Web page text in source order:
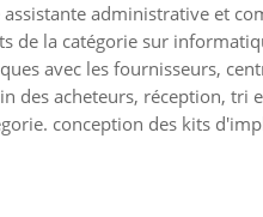
administrative et
de la catégorie sur
avec les fournisseurs,
des acheteurs, réception, tri
conception des kits